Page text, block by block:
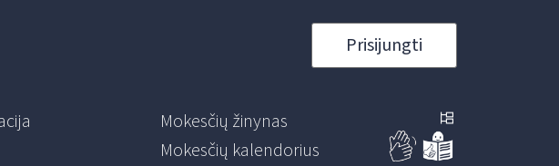
Prisijungti
Mokesčių žinynas
Mokesčių kalendorius